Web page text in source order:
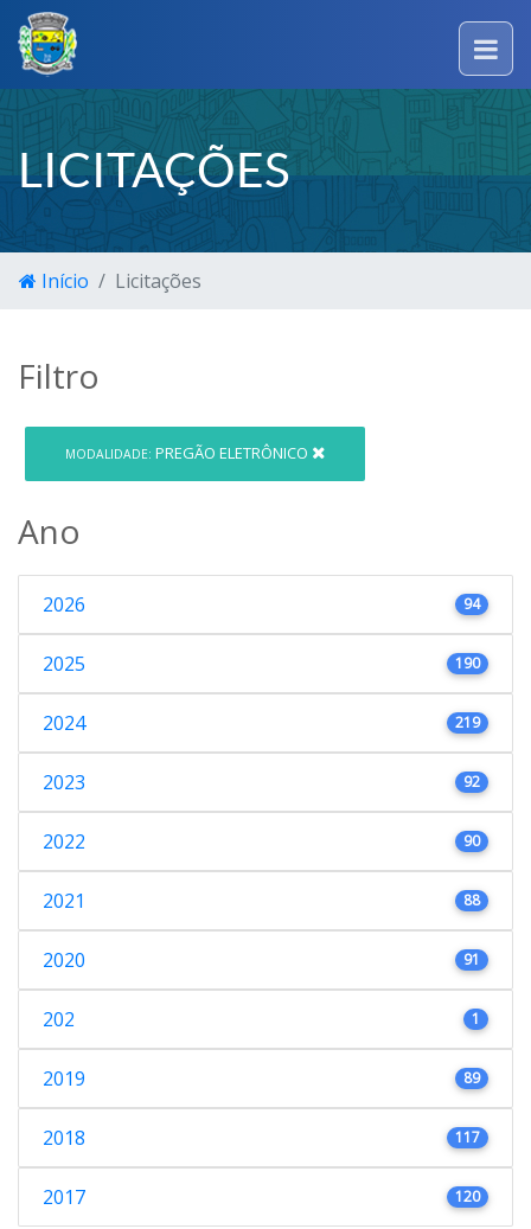
LICITAÇÕES
Início Licitações
Filtro
MODALIDADE: PREGÃO ELETRÔNICO
Ano
2026 94
2025 190
2024 219
2023 92
2022 90
2021 88
2020 91
202 1
2019 89
2018 117
2017 120